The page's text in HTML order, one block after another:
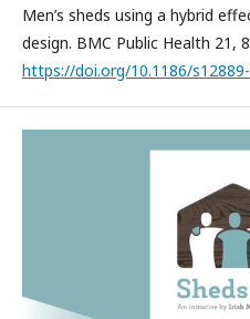
Men’s sheds using a hybrid
design. BMC Public Health 21,
https://doi.org/10.1186/